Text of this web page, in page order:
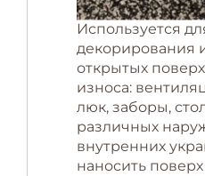
Используется
декорирования
открытых
износа:
люк, заборы,
различных
внутренних
наносить